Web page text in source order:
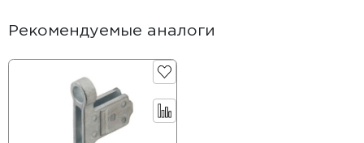
Рекомендуемые аналоги